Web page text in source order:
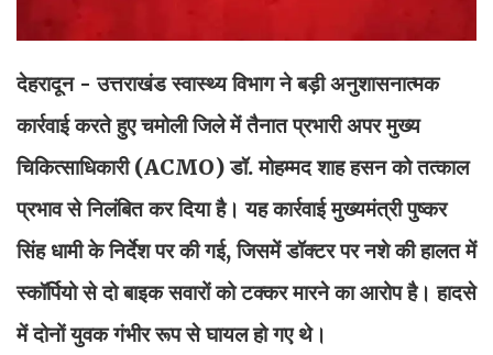
देहरादून - उत्तराखंड स्वास्थ्य विभाग ने बड़ी अनुशासनात्मक
कार्रवाई करते हुए चमोली जिले में तैनात प्रभारी अपर मुख्य
चिकित्साधिकारी (ACMO) डॉ. मोहम्मद शाह हसन को तत्काल
प्रभाव से निलंबित कर दिया है। यह कार्रवाई मुख्यमंत्री पुष्कर
सिंह धामी के निर्देश पर की गई, जिसमें डॉक्टर पर नशे की हालत में
स्कॉर्पियो से दो बाइक सवारों को टक्कर मारने का आरोप है। हादसे
में दोनों युवक गंभीर रूप से घायल हो गए थे।